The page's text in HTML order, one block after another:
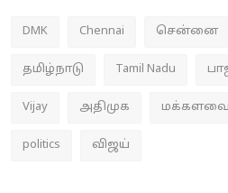
DMK Chennai சென்னை
தமிழ்நாடு Tamil Nadu
Vijay அதிமுக
politics விஜய்